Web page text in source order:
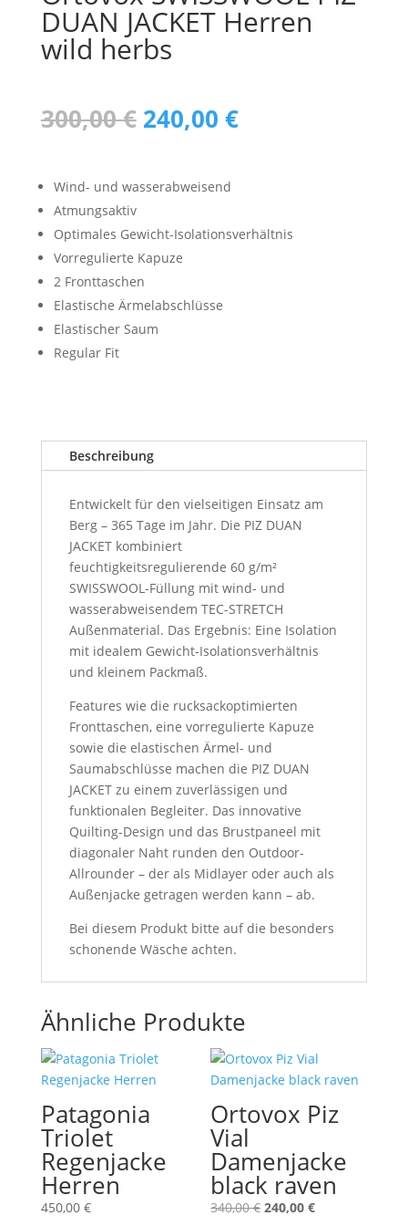
DUAN JACKET Herren
wild herbs
300,00€ Ursprünglicher
Preis
300,00 €
240,00 €Aktueller
Preis
Wind- und wasserabweisend
Atmungsaktiv
Optimales Gewicht-Isolationsverhältnis
Vorregulierte Kapuze
2 Fronttaschen
Elastische Ärmelabschlüsse
Elastischer Saum
Regular Fit
Beschreibung
Entwickelt für den vielseitigen Einsatz am
Berg – 365 Tage im Jahr. Die PIZ DUAN
JACKET kombiniert
feuchtigkeitsregulierende 60 g/m²
SWISSWOOL-Füllung mit wind- und
wasserabweisendem TEC-STRETCH
Außenmaterial. Das Ergebnis: Eine Isolation
mit idealem Gewicht-Isolationsverhältnis
und kleinem Packmaß.
Features wie die rucksackoptimierten
Fronttaschen, eine vorregulierte Kapuze
sowie die elastischen Ärmel- und
Saumabschlüsse machen die PIZ DUAN
JACKET zu einem zuverlässigen und
funktionalen Begleiter. Das innovative
Quilting-Design und das Brustpaneel mit
diagonaler Naht runden den Outdoor-
Allrounder – der als Midlayer oder auch als
Außenjacke getragen werden kann – ab.
Bei diesem Produkt bitte auf die besonders
schonende Wäsche achten.
Ähnliche Produkte
Patagonia
Triolet
Regenjacke
Herren
450,00 €
Ortovox Piz
Vial
Damenjacke
black raven
340,00€ Ursprünglicher
240,00€Aktueller